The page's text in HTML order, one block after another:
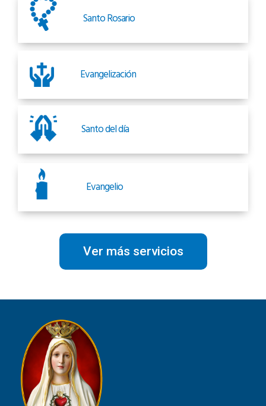
Santo Rosario
Evangelización
Santo del día
Evangelio
Ver más servicios